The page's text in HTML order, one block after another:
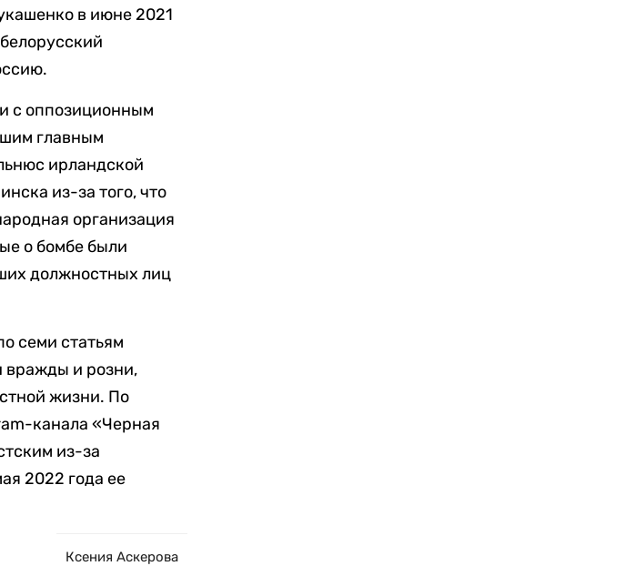
в июне 2021
с оппозиционным
главным
ирландской
из-за того, что
организация
о бомбе были
должностных лиц
семи статьям
вражды и розни,
жизни. По
канала «Черная
из-за
2022 года ее
Ксения Аскерова